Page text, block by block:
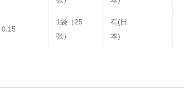
0.15
1袋（25
张）
有(日
本)